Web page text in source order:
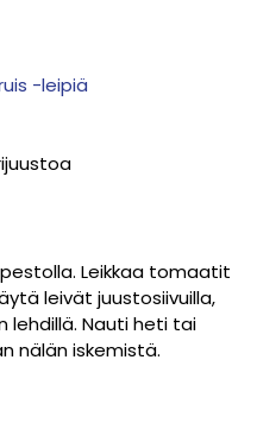
-leipiä
Leikkaa tomaatit
leivät juustosiivuilla,
lehdillä. Nauti heti tai
nälän iskemistä.